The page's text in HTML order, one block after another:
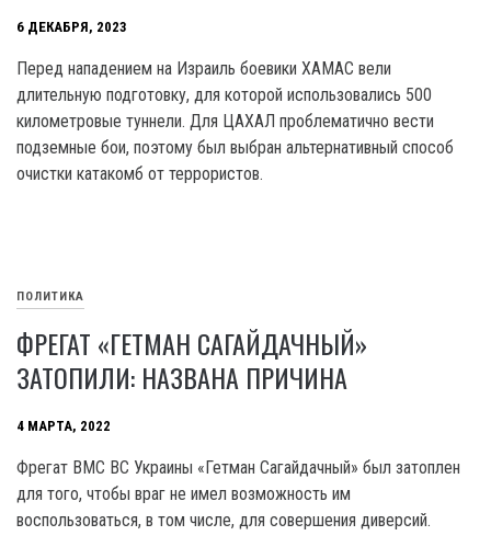
6 ДЕКАБРЯ, 2023
Перед нападением на Израиль боевики XAMAC вели
длительную подготовку, для которой использовались 500
километровые туннели. Для ЦАХАЛ проблематично вести
подземные бои, поэтому был выбран альтернативный способ
очистки катакомб от террористов.
ПОЛИТИКА
ФРЕГАТ «ГЕТМАН САГАЙДАЧНЫЙ»
ЗАТОПИЛИ: НАЗВАНА ПРИЧИНА
4 МАРТА, 2022
Фрегат ВМС ВС Украины «Гетман Сагайдачный» был затоплен
для того, чтобы враг не имел возможность им
воспользоваться, в том числе, для совершения диверсий.